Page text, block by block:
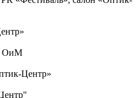
ОиМ
Центр»